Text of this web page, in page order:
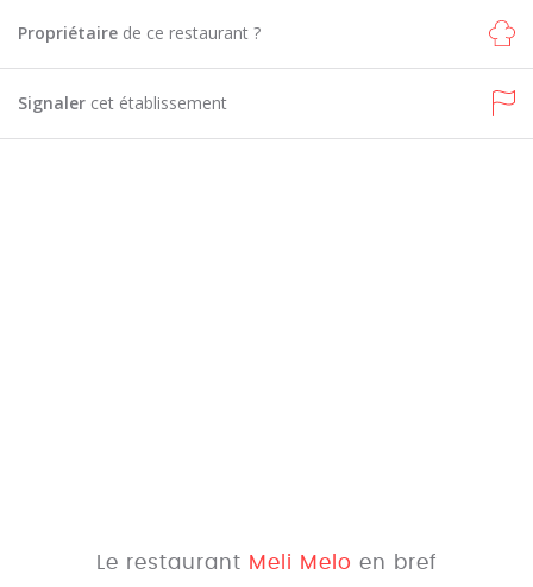
Propriétaire de ce restaurant ?
Signaler cet établissement
Le restaurant Meli Melo en bref